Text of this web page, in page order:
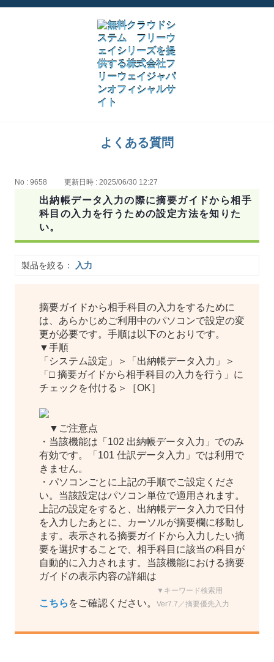
よくある質問
No : 9658 更新日時 : 2025/06/30 12:27
出納帳データ入力の際に摘要ガイドから相手
科目の入力を行うための設定方法を知りた
い。
製品を絞る： 入力
摘要ガイドから相手科目の入力をするために
は、あらかじめご利用中のパソコンで設定の変
更が必要です。手順は以下のとおりです。
▼手順
「システム設定」＞「出納帳データ入力」＞
「□ 摘要ガイドから相手科目の入力を行う」に
チェックを付ける＞［OK］
▼ご注意点
・当該機能は「102 出納帳データ入力」でのみ
有効です。「101 仕訳データ入力」では利用で
きません。
・パソコンごとに上記の手順でご設定くださ
い。当該設定はパソコン単位で適用されます。
上記の設定をすると、出納帳データ入力で日付
を入力したあとに、カーソルが摘要欄に移動し
ます。表示される摘要ガイドから入力したい摘
要を選択することで、相手科目に該当の科目が
自動的に入力されます。当該機能における摘要
ガイドの表示内容の詳細は
こちら をご確認ください。
▼キーワード検索用
Ver7.7／摘要優先入力